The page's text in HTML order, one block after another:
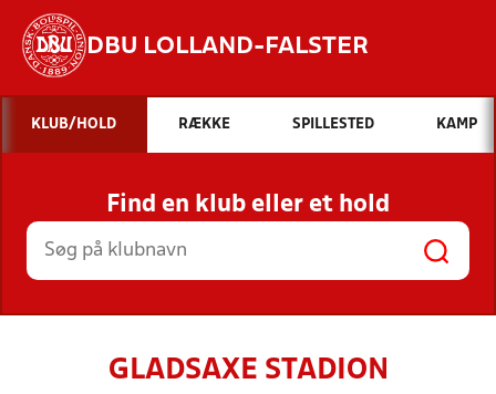
DBU LOLLAND-FALSTER
Hvad vil du søge efter?
INDHOLD OG NYHEDER
STILLINGER, RESULTATER, KLUBBER OG
HOLD
KLUB/HOLD RÆKKE SPILLESTED KAMP
Find en klub eller et hold
GLADSAXE STADION